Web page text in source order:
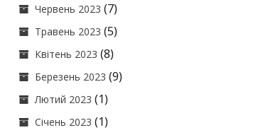
Червень 2023 (7)
Травень 2023 (5)
Квітень 2023 (8)
Березень 2023 (9)
Лютий 2023 (1)
Січень 2023 (1)